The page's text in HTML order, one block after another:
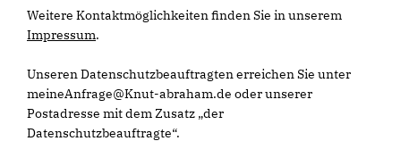
Weitere Kontaktmöglichkeiten finden Sie in unserem
Impressum.
Unseren Datenschutzbeauftragten erreichen Sie unter
meineAnfrage@Knut-abraham.de oder unserer
Postadresse mit dem Zusatz „der
Datenschutzbeauftragte“.